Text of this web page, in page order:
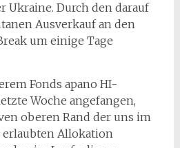
Ukraine. Durch den darauf
Ausverkauf an den
um einige Tage
Fonds apano HI-
Woche angefangen,
oberen Rand der uns im
erlaubten Allokation